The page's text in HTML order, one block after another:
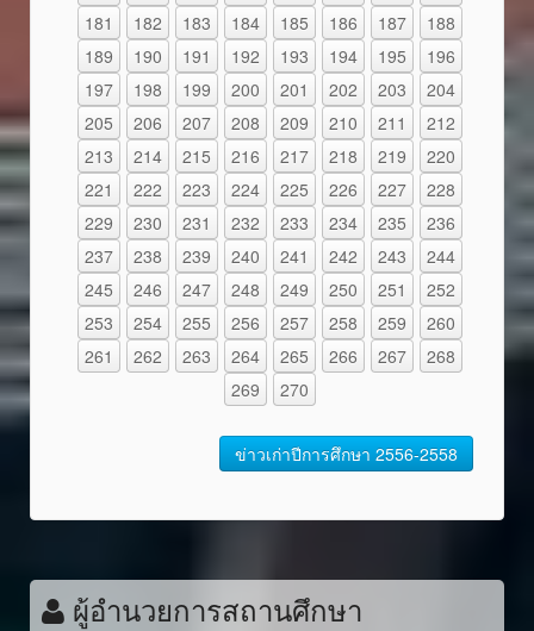
181
182 183 184 185 186 187
188
189
190 191 192 193 194 195
196
197
198 199 200 201 202 203
204
205
206 207 208 209 210 211
212
213
214 215 216 217 218 219
220
221
222 223 224 225 226 227
228
229
230 231 232 233 234 235
236
237
238 239 240 241 242 243
244
245
246 247 248 249 250 251
252
253
254 255 256 257 258 259
260
261
262 263 264 265 266 267
268
269
270
ข่าวเก่าปีการศึกษา 2556-2558
ผู้อำนวยการสถานศึกษา